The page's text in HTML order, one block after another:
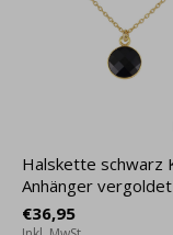
Halskette schwarz
Anhänger
€36,95